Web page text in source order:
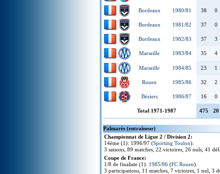
Bordeaux 1980/81 38 0
Bordeaux 1981/82 37 0
Bordeaux 1982/83 37 3
Marseille 1983/84 35 4
Marseille 1984/85 23 1
Rouen 1985/86 32 2
Béziers 1986/87 16 0
Total 1971-1987 475 20
Palmarès (entraîneur)
Championnat de Ligue 2 / Division 2:
14ème (1): 1996/97 (Sporting Toulon).
3 saisons, 89 matches, 22 victoires, 26 nuls, 41
Coupe de France:
1/8 de finaliste (1): 1985/86 (FC Rouen).
3 participations, 11 matches, 7 victoires, 1 nul, 3